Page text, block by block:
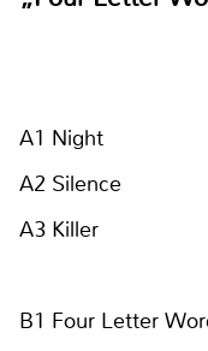
A1 Night
A2 Silence
A3 Killer
B1 Four Letter